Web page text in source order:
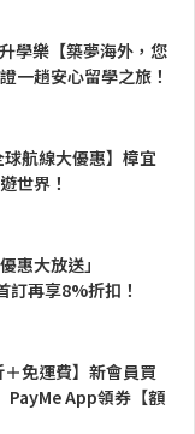
學樂【築夢海外，您
一趟安心留學之旅！
航線大優惠】樟宜
世界！
惠大放送」
再享8%折扣！
免運費】新會員買
PayMe App領券【額